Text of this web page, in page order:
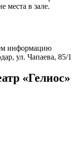
места в зале.
информацию
ул. Чапаева, 85/1
«Гелиос»